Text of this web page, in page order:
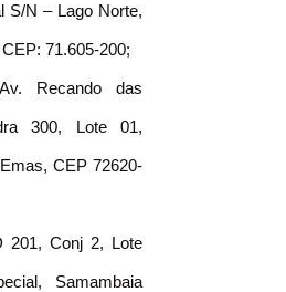
S/N – Lago Norte,
71.605-200;
Recando das
300, Lote 01,
CEP 72620-
201, Conj 2, Lote
Samambaia